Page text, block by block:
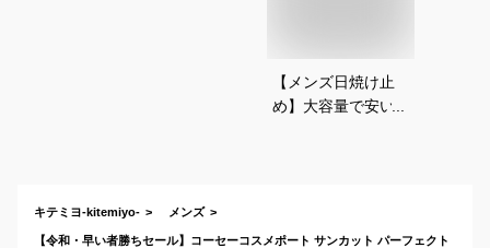
【メンズ日焼け止
め】大容量で安い！
キテミヨ-kitemiyo- メンズ
【令和・早い者勝ちセール】コーセーコスメポート サンカット パーフェクト